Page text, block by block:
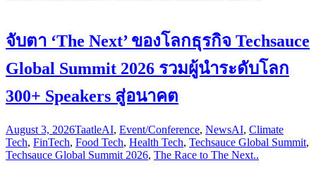
จับตา ‘The Next’ ของโลกธุรกิจ Techsauce
Global Summit 2026 รวมผู้นำระดับโลก
300+ Speakers สู่อนาคต
August 3, 2026TaatleAI, Event/Conference, NewsAI, Climate
Tech, FinTech, Food Tech, Health Tech, Techsauce Global Summit,
Techsauce Global Summit 2026, The Race to The Next..